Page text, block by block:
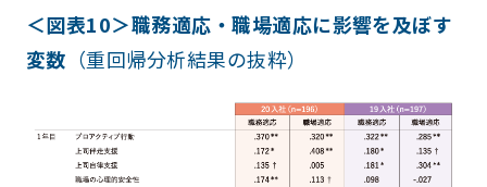
＜図表10＞職務適応・職場適応に影響を及ぼす
変数 （重回帰分析結果の抜粋）